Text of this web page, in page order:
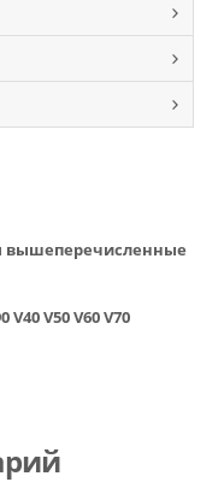
вышеперечисленные
V40V50V60V70